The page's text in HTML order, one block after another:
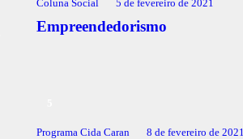
Coluna Social 5 de fevereiro de 2021
Empreendedorismo
Programa Cida Caran 8 de fevereiro de 2021